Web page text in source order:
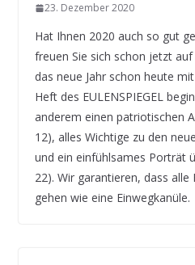
23. Dezember 2020
Hat Ihnen 2020 auch so gut
freuen Sie sich schon jetzt
das neue Jahr schon heute
Heft des EULENSPIEGEL
anderem einen patriotischen
12), alles Wichtige zu den
und ein einfühlsames Porträt
22). Wir garantieren, dass
gehen wie eine Einwegkanüle.